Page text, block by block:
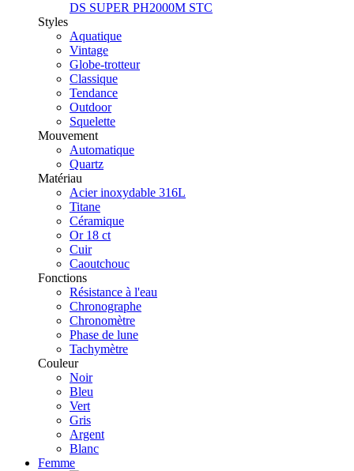
DS SUPER PH2000M STC
Styles
Aquatique
Vintage
Globe-trotteur
Classique
Tendance
Outdoor
Squelette
Mouvement
Automatique
Quartz
Matériau
Acier inoxydable 316L
Titane
Céramique
Or 18 ct
Cuir
Caoutchouc
Fonctions
Résistance à l'eau
Chronographe
Chronomètre
Phase de lune
Tachymètre
Couleur
Noir
Bleu
Vert
Gris
Argent
Blanc
Femme